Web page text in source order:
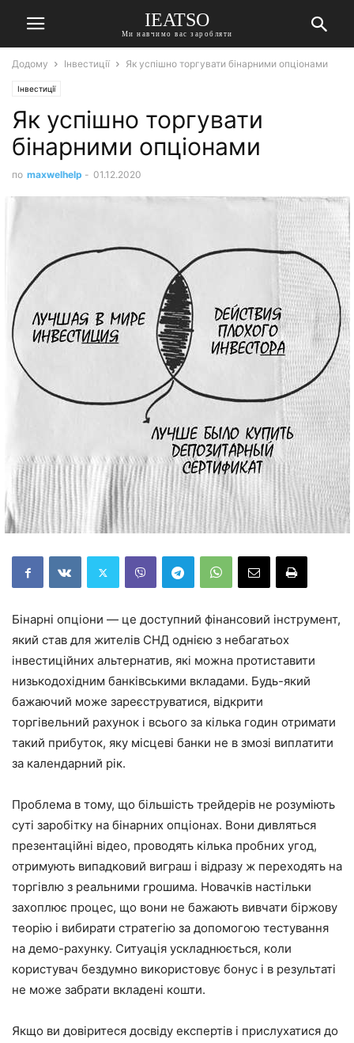
IEATSO
Ми навчимо вас заробляти
Додому Інвестиції Як успішно торгувати бінарними опціонами
Інвестиції
Як успішно торгувати
бінарними опціонами
по maxwelhelp - 01.12.2020
Бінарні опціони — це доступний фінансовий інструмент,
який став для жителів СНД однією з небагатьох
інвестиційних альтернатив, які можна протиставити
низькодохідним банківськими вкладами. Будь-який
бажаючий може зареєструватися, відкрити
торгівельний рахунок і всього за кілька годин отримати
такий прибуток, яку місцеві банки не в змозі виплатити
за календарний рік.
Проблема в тому, що більшість трейдерів не розуміють
суті заробітку на бінарних опціонах. Вони дивляться
презентаційні відео, проводять кілька пробних угод,
отримують випадковий виграш і відразу ж переходять на
торгівлю з реальними грошима. Новачків настільки
захоплює процес, що вони не бажають вивчати біржову
теорію і вибирати стратегію за допомогою тестування
на демо-рахунку. Ситуація ускладнюється, коли
користувач бездумно використовує бонус і в результаті
не може забрати вкладені кошти.
Якщо ви довіритеся досвіду експертів і прислухатися до